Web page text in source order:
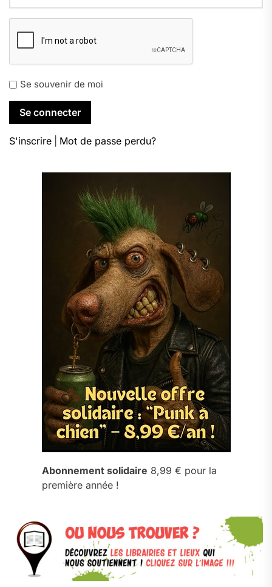
Se souvenir de moi
S'inscrire Mot de passe perdu?
Abonnement solidaire 8,99 € pour la
première année !